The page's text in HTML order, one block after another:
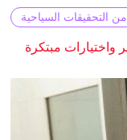
من التحقيقات السياحية
مبتكرة